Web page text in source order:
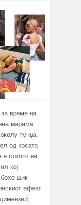
за време на
марама
пунџа,
од косата
е стилот на
кој
шик
ефект